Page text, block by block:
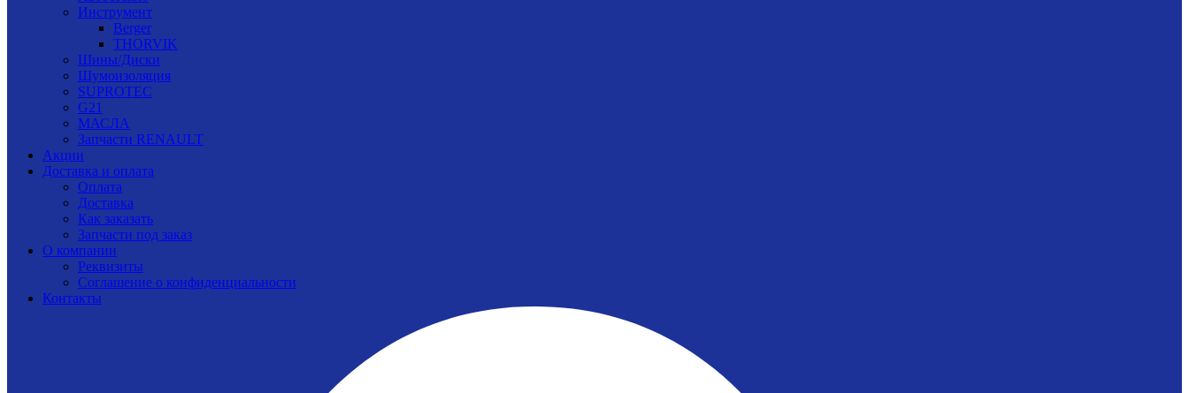
Инструмент
Berger
THORVIK
Шины/Диски
Шумоизоляция
SUPROTEC
G21
МАСЛА
Запчасти RENAULT
Акции
Доставка и оплата
Оплата
Доставка
Как заказать
Запчасти под заказ
О компании
Реквизиты
Соглашение о конфиденциальности
Контакты